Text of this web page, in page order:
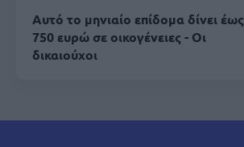
Αυτό το μηνιαίο επίδομα δίνει έως
750 ευρώ σε οικογένειες - Οι
δικαιούχοι